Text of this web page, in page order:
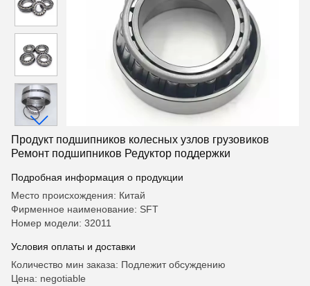
Продукт подшипников колесных узлов грузовиков
Ремонт подшипников Редуктор поддержки
Подробная информация о продукции
Место происхождения: Китай
Фирменное наименование: SFT
Номер модели: 32011
Условия оплаты и доставки
Количество мин заказа: Подлежит обсуждению
Цена: negotiable